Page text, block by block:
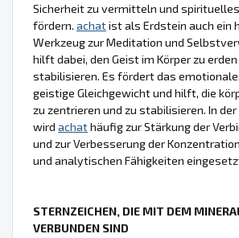
Sicherheit zu vermitteln und
fördern. achatist als Erdstein auch ein
Werkzeug zur Meditation und
hilft dabei, den Geist im Körper zu erden
stabilisieren. Es fördert das
geistige Gleichgewicht und hilft, die
zu zentrieren und zu stabilisieren. In
wird achathäufig zur Stärkung der
und zur Verbesserung der
und analytischen Fähigkeiten
STERNZEICHEN, DIE MIT DEM
VERBUNDEN SIND